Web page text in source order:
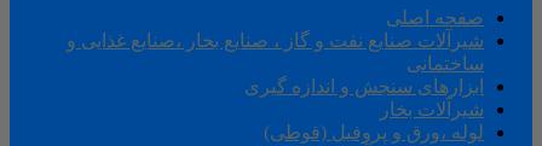
صفحه اصلی
شیرآلات صنایع نفت و گاز ، صنایع بخار ،صنایع غذایی و
ساختمانی
ابزارهای سنجش و اندازه گیری
شیرآلات بخار
لوله ،ورق و پروفیل (قوطی)